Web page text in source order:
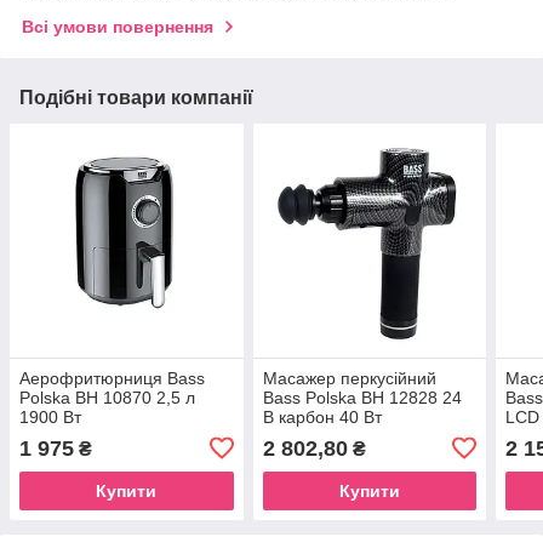
Всі умови повернення
Подібні товари компанії
Аерофритюрниця Bass
Polska BH 10870 2,5 л
1900 Вт
1 975 ₴
Купити
Масажер перкусійний
Bass Polska BH 12828 24
В карбон 40 Вт
2 802,80₴
Купити
2